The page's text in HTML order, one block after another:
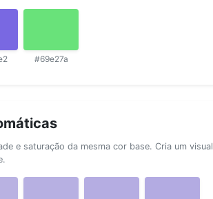
#69e27a
e saturação da mesma cor base. Cria um visual